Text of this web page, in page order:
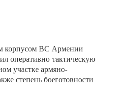
корпусом ВС Армении
оперативно-тактическую
участке армяно-
степень боеготовности